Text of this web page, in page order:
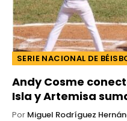
SERIE NACIONAL DE
Andy Cosme
Isla y Artemisa
Por Miguel Rodríguez